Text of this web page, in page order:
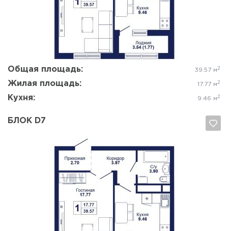
Общая площадь: 39.57 м 2
Жилая площадь: 17.77 м 2
Кухня: 9.46 м 2
Да, удалить
БЛОК D7
Да, удалить